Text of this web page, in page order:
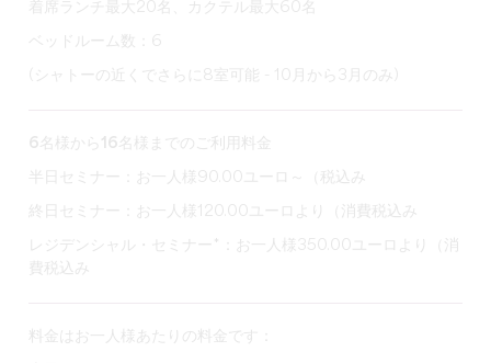
着席ランチ最大20名、カクテル最大60名
ベッドルーム数：6
(シャトーの近くでさらに8室可能 - 10月から3月のみ)
6名様から16名様までのご利用料金
半日セミナー：お一人様90.00ユーロ～（税込み
終日セミナー：お一人様120.00ユーロより（消費税込み
レジデンシャル・セミナー*：お一人様350.00ユーロより（消
費税込み
料金はお一人様あたりの料金です：